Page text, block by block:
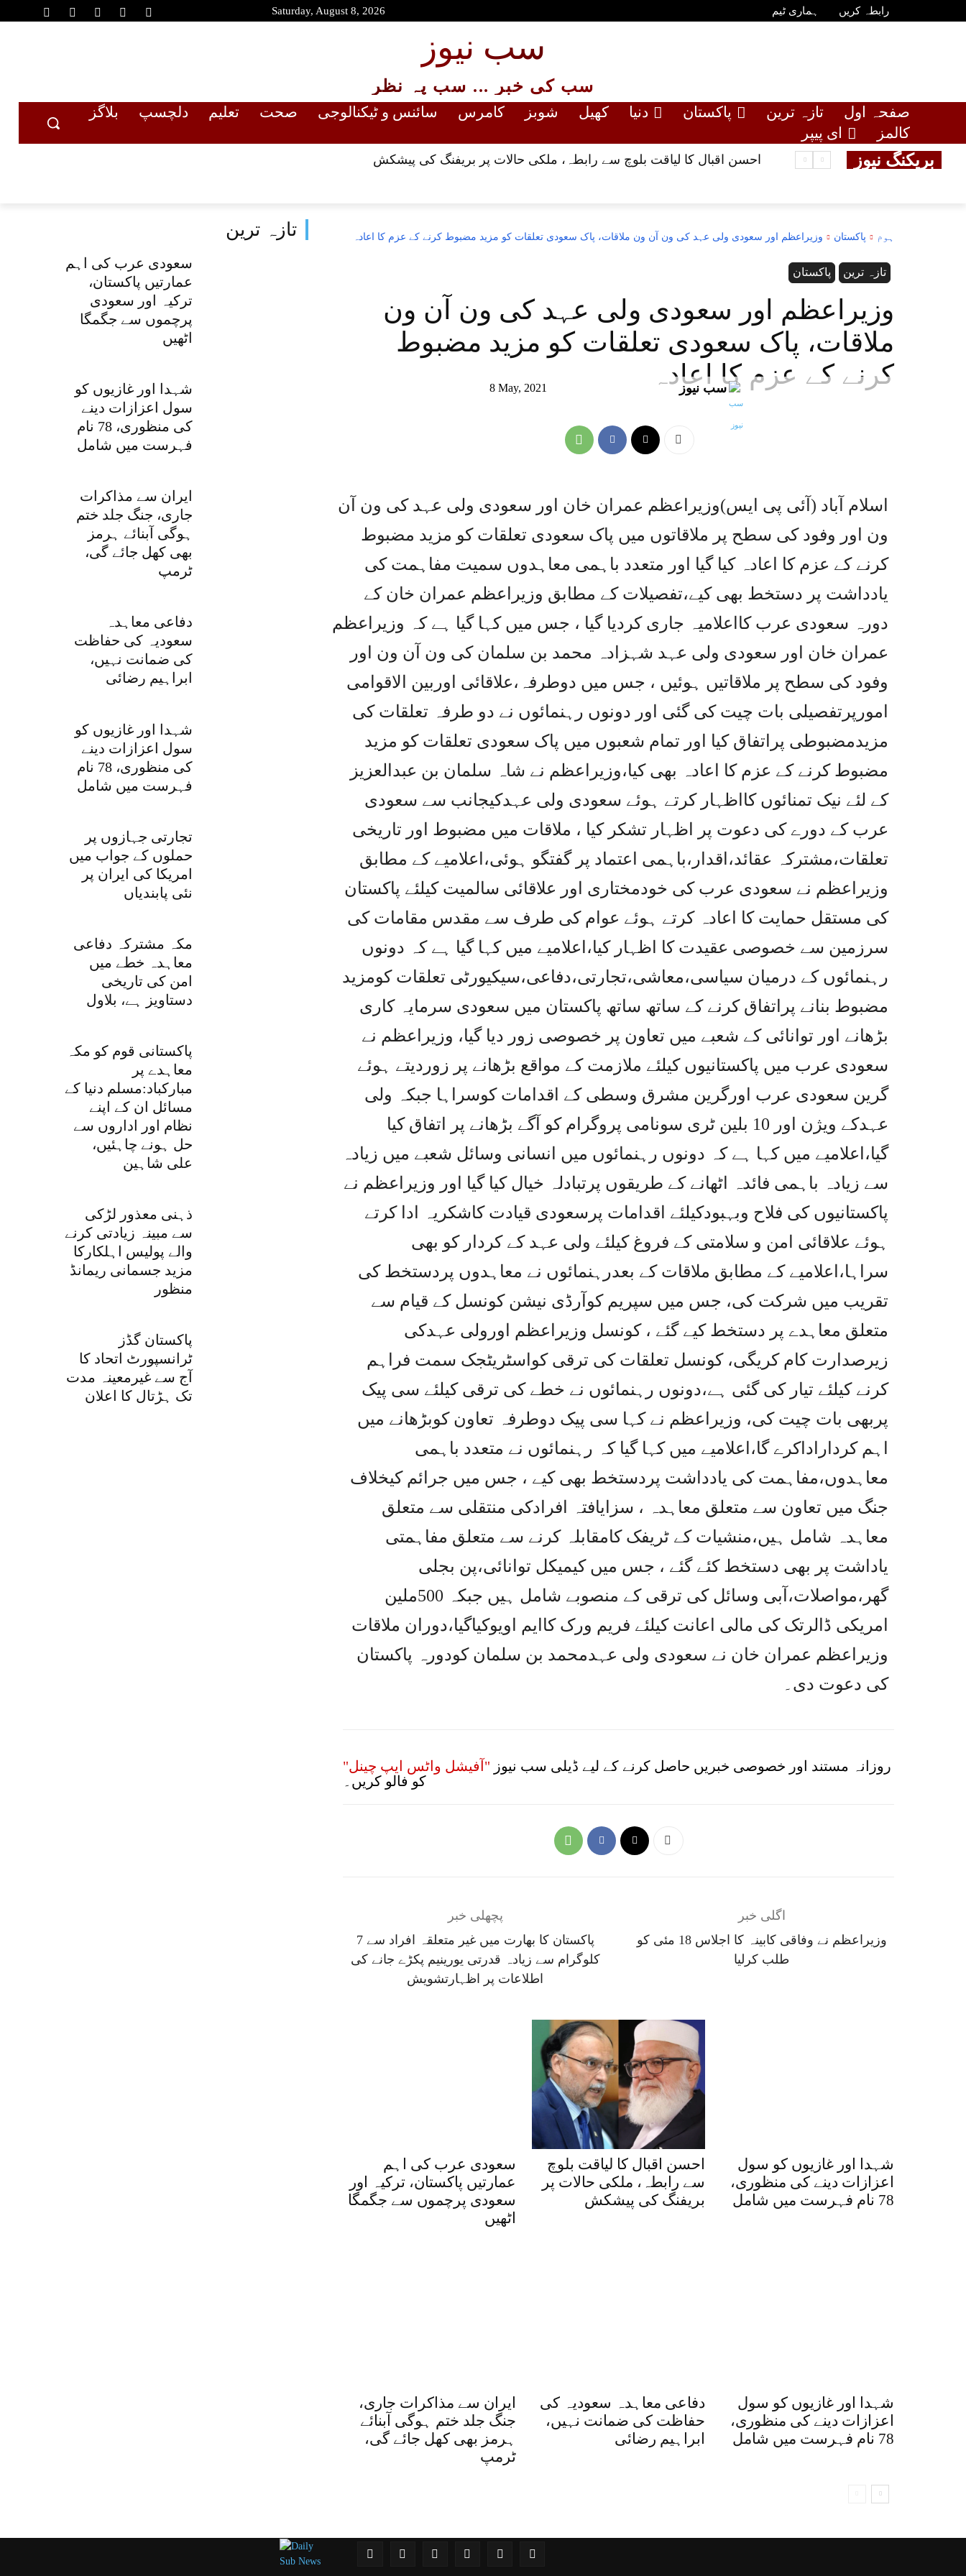
Saturday, August 8, 2026 رابطہ کریں ہماری ٹیم
سب نیوز
سب کی خبر ... سب پہ نظر
صفحہ اول تازہ ترین پاکستان دنیا کھیل شوبز کامرس سائنس و ٹیکنالوجی صحت تعلیم دلچسپ
بلاگز
کالمز
ای پیپر
بریکنگ نیوز احسن اقبال کا لیاقت بلوچ سے رابطہ، ملکی حالات پر بریفنگ کی پیشکش
تازہ ترین
سعودی عرب کی اہم
عمارتیں پاکستان،
ترکیہ اور سعودی
پرچموں سے جگمگا
اٹھیں
شہدا اور غازیوں کو
سول اعزازات دینے
کی منظوری، 78 نام
فہرست میں شامل
ایران سے مذاکرات
جاری، جنگ جلد ختم
ہوگی آبنائے ہرمز
بھی کھل جائے گی،
ٹرمپ
دفاعی معاہدہ
سعودیہ کی حفاظت
کی ضمانت نہیں،
ابراہیم رضائی
شہدا اور غازیوں کو
سول اعزازات دینے
کی منظوری، 78 نام
فہرست میں شامل
تجارتی جہازوں پر
حملوں کے جواب میں
امریکا کی ایران پر
نئی پابندیاں
مکہ مشترکہ دفاعی
معاہدہ خطے میں
امن کی تاریخی
دستاویز ہے، بلاول
پاکستانی قوم کو مکہ
معاہدے پر
مبارکباد:مسلم دنیا کے
مسائل ان کے اپنے
نظام اور اداروں سے
حل ہونے چاہئیں،
علی شاہین
ذہنی معذور لڑکی
سے مبینہ زیادتی کرنے
والے پولیس اہلکارکا
مزید جسمانی ریمانڈ
منظور
پاکستان گڈز
ٹرانسپورٹ اتحاد کا
آج سے غیرمعینہ مدت
تک ہڑتال کا اعلان
ہوم پاکستان وزیراعظم اور سعودی ولی عہد کی ون آن ون ملاقات، پاک سعودی تعلقات کو مزید مضبوط کرنے کے عزم کا اعادہ
پاکستان تازہ ترین
وزیراعظم اور سعودی ولی عہد کی ون آن ون
ملاقات، پاک سعودی تعلقات کو مزید مضبوط
کرنے کے عزم کا اعادہ
8 May, 2021 سب نیوز
اسلام آباد (آئی پی ایس)وزیراعظم عمران خان اور سعودی ولی عہد کی ون آن
ون اور وفود کی سطح پر ملاقاتوں میں پاک سعودی تعلقات کو مزید مضبوط
کرنے کے عزم کا اعادہ کیا گیا اور متعدد باہمی معاہدوں سمیت مفاہمت کی
یادداشت پر دستخط بھی کیے،تفصیلات کے مطابق وزیراعظم عمران خان کے
دورہ سعودی عرب کااعلامیہ جاری کردیا گیا ، جس میں کہا گیا ہے کہ وزیراعظم
عمران خان اور سعودی ولی عہد شہزادہ محمد بن سلمان کی ون آن ون اور
وفود کی سطح پر ملاقاتیں ہوئیں ، جس میں دوطرفہ،علاقائی اوربین الاقوامی
امورپرتفصیلی بات چیت کی گئی اور دونوں رہنمائوں نے دو طرفہ تعلقات کی
مزیدمضبوطی پراتفاق کیا اور تمام شعبوں میں پاک سعودی تعلقات کو مزید
مضبوط کرنے کے عزم کا اعادہ بھی کیا،وزیراعظم نے شاہ سلمان بن عبدالعزیز
کے لئے نیک تمنائوں کااظہار کرتے ہوئے سعودی ولی عہدکیجانب سے سعودی
عرب کے دورے کی دعوت پر اظہار تشکر کیا ، ملاقات میں مضبوط اور تاریخی
تعلقات،مشترکہ عقائد،اقدار،باہمی اعتماد پر گفتگو ہوئی،اعلامیے کے مطابق
وزیراعظم نے سعودی عرب کی خودمختاری اور علاقائی سالمیت کیلئے پاکستان
کی مستقل حمایت کا اعادہ کرتے ہوئے عوام کی طرف سے مقدس مقامات کی
سرزمین سے خصوصی عقیدت کا اظہار کیا،اعلامیے میں کہا گیا ہے کہ دونوں
رہنمائوں کے درمیان سیاسی،معاشی،تجارتی،دفاعی،سیکیورٹی تعلقات کومزید
مضبوط بنانے پراتفاق کرنے کے ساتھ ساتھ پاکستان میں سعودی سرمایہ کاری
بڑھانے اور توانائی کے شعبے میں تعاون پر خصوصی زور دیا گیا، وزیراعظم نے
سعودی عرب میں پاکستانیوں کیلئے ملازمت کے مواقع بڑھانے پر زوردیتے ہوئے
گرین سعودی عرب اورگرین مشرق وسطی کے اقدامات کوسراہا جبکہ ولی
عہدکے ویژن اور 10 بلین ٹری سونامی پروگرام کو آگے بڑھانے پر اتفاق کیا
گیا،اعلامیے میں کہا ہے کہ دونوں رہنمائوں میں انسانی وسائل شعبے میں زیادہ
سے زیادہ باہمی فائدہ اٹھانے کے طریقوں پرتبادلہ خیال کیا گیا اور وزیراعظم نے
پاکستانیوں کی فلاح وبہبودکیلئے اقدامات پرسعودی قیادت کاشکریہ ادا کرتے
ہوئے علاقائی امن و سلامتی کے فروغ کیلئے ولی عہد کے کردار کو بھی
سراہا،اعلامیے کے مطابق ملاقات کے بعدرہنمائوں نے معاہدوں پردستخط کی
تقریب میں شرکت کی، جس میں سپریم کوآرڈی نیشن کونسل کے قیام سے
متعلق معاہدے پر دستخط کیے گئے ، کونسل وزیراعظم اورولی عہدکی
زیرصدارت کام کریگی، کونسل تعلقات کی ترقی کواسٹریٹجک سمت فراہم
کرنے کیلئے تیار کی گئی ہے،دونوں رہنمائوں نے خطے کی ترقی کیلئے سی پیک
پربھی بات چیت کی، وزیراعظم نے کہا سی پیک دوطرفہ تعاون کوبڑھانے میں
اہم کرداراداکرے گا،اعلامیے میں کہا گیا کہ رہنمائوں نے متعدد باہمی
معاہدوں،مفاہمت کی یادداشت پردستخط بھی کیے ، جس میں جرائم کیخلاف
جنگ میں تعاون سے متعلق معاہدہ ، سزایافتہ افرادکی منتقلی سے متعلق
معاہدہ شامل ہیں،منشیات کے ٹریفک کامقابلہ کرنے سے متعلق مفاہمتی
یاداشت پر بھی دستخط کئے گئے ، جس میں کیمیکل توانائی،پن بجلی
گھر،مواصلات،آبی وسائل کی ترقی کے منصوبے شامل ہیں جبکہ 500ملین
امریکی ڈالرتک کی مالی اعانت کیلئے فریم ورک کاایم اویوکیاگیا،دوران ملاقات
وزیراعظم عمران خان نے سعودی ولی عہدمحمد بن سلمان کودورہ پاکستان
کی دعوت دی۔
روزانہ مستند اور خصوصی خبریں حاصل کرنے کے لیے ڈیلی سب نیوز "آفیشل واٹس ایپ چینل"
کو فالو کریں۔
پچھلی خبر
پاکستان کا بھارت میں غیر متعلقہ افراد سے 7
کلوگرام سے زیادہ قدرتی یورینیم پکڑے جانے کی
اطلاعات پر اظہارتشویش
اگلی خبر
وزیراعظم نے وفاقی کابینہ کا اجلاس 18 مئی کو
طلب کرلیا
سعودی عرب کی اہم
عمارتیں پاکستان، ترکیہ اور
سعودی پرچموں سے جگمگا
اٹھیں
احسن اقبال کا لیاقت بلوچ
سے رابطہ، ملکی حالات پر
بریفنگ کی پیشکش
شہدا اور غازیوں کو سول
اعزازات دینے کی منظوری،
78 نام فہرست میں شامل
ایران سے مذاکرات جاری،
جنگ جلد ختم ہوگی آبنائے
ہرمز بھی کھل جائے گی،
ٹرمپ
دفاعی معاہدہ سعودیہ کی
حفاظت کی ضمانت نہیں،
ابراہیم رضائی
شہدا اور غازیوں کو سول
اعزازات دینے کی منظوری،
78 نام فہرست میں شامل